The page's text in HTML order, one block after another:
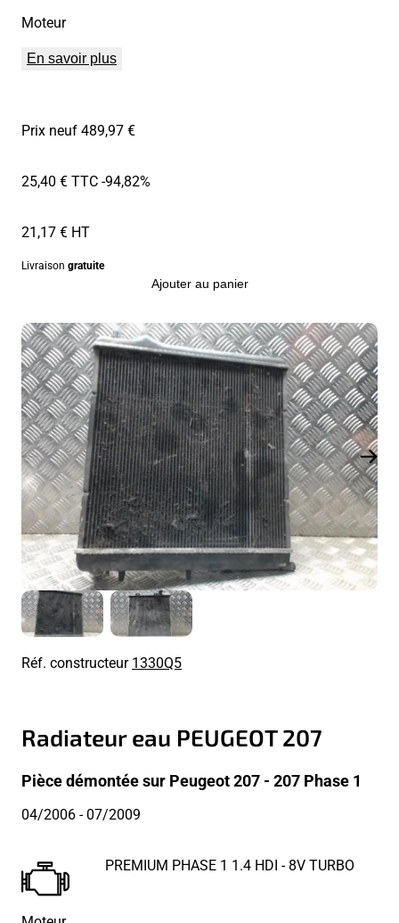
Moteur
En savoir plus
Prix neuf 489,97 €
25,40 € TTC-94,82%
21,17 € HT
Livraison gratuite
Ajouter au panier
Réf. constructeur1330Q5
Radiateur eau PEUGEOT 207
Pièce démontée sur Peugeot 207 - 207 Phase 1
04/2006- 07/2009
PREMIUM PHASE 1 1.4 HDI - 8V TURBO